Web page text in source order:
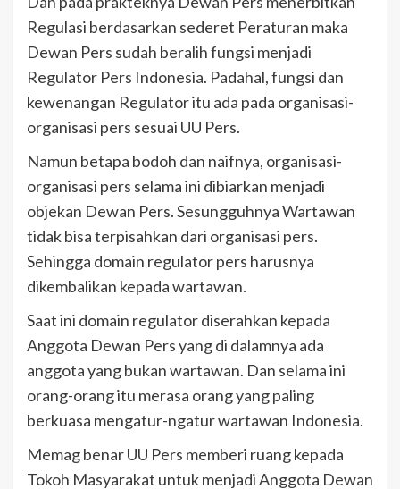
Regulasi berdasarkan sederet Peraturan maka
Dewan Pers sudah beralih fungsi menjadi
Regulator Pers Indonesia. Padahal, fungsi dan
kewenangan Regulator itu ada pada organisasi-
organisasi pers sesuai UU Pers.
Namun betapa bodoh dan naifnya, organisasi-
organisasi pers selama ini dibiarkan menjadi
objekan Dewan Pers. Sesungguhnya Wartawan
tidak bisa terpisahkan dari organisasi pers.
Sehingga domain regulator pers harusnya
dikembalikan kepada wartawan.
Saat ini domain regulator diserahkan kepada
Anggota Dewan Pers yang di dalamnya ada
anggota yang bukan wartawan. Dan selama ini
orang-orang itu merasa orang yang paling
berkuasa mengatur-ngatur wartawan Indonesia.
Memag benar UU Pers memberi ruang kepada
Tokoh Masyarakat untuk menjadi Anggota Dewan